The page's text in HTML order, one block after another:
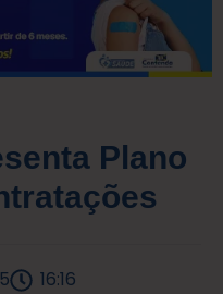
Plano
16:16